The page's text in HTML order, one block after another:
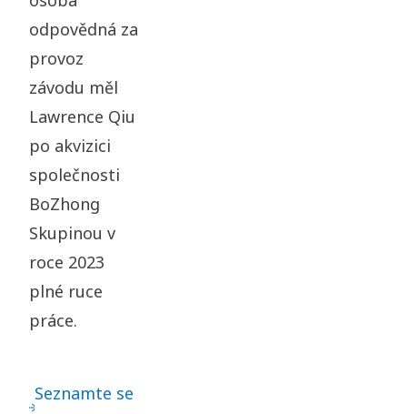
odpovědná za
provoz
závodu měl
Lawrence Qiu
po akvizici
společnosti
BoZhong
Skupinou v
roce 2023
plné ruce
práce.
Seznamte se